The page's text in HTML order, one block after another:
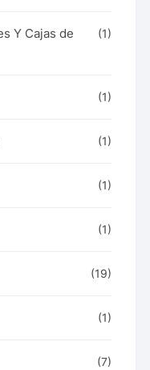
Y Cajas de
(1)
(1)
(1)
(1)
(1)
(19)
(1)
(7)